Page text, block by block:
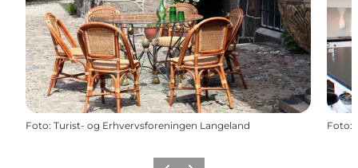
Foto: Turist- og Erhvervsforeningen Langeland Foto: